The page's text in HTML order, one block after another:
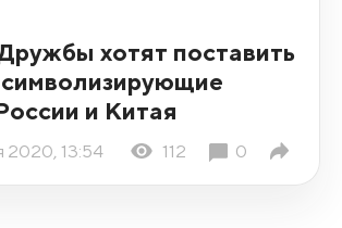
хотят поставить
и Китая
2020, 13:54 112 0